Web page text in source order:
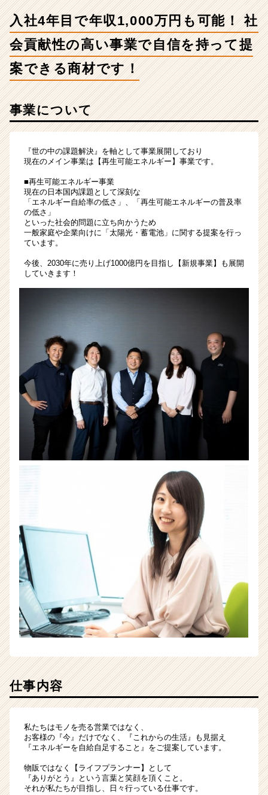
万
円
も
能！
献
の
高
事
業
自
信
持
て
る
商
材
で
す！
ベ
チ
ャ
ウ
ト
が
届
く
ア
キ
ャ
リ
ア
（CheerCareer）
入社4年目で年収1,000万円も可能！ 社
会貢献性の高い事業で自信を持って提
案できる商材です！
事業について
『世の中の課題解決』を軸として事業展開しており
現在のメイン事業は【再生可能エネルギー】事業です。
■再生可能エネルギー事業
現在の日本国内課題として深刻な
「エネルギー自給率の低さ」、「再生可能エネルギーの普及率
の低さ」
といった社会的問題に立ち向かうため
一般家庭や企業向けに「太陽光・蓄電池」に関する提案を行っ
ています。
今後、2030年に売り上げ1000億円を目指し【新規事業】も展開
していきます！
仕事内容
私たちはモノを売る営業ではなく、
お客様の『今』だけでなく、『これからの生活』も見据え
『エネルギーを自給自足すること』をご提案しています。
物販ではなく【ライフプランナー】として
『ありがとう』という言葉と笑顔を頂くこと。
それが私たちが目指し、日々行っている仕事です。